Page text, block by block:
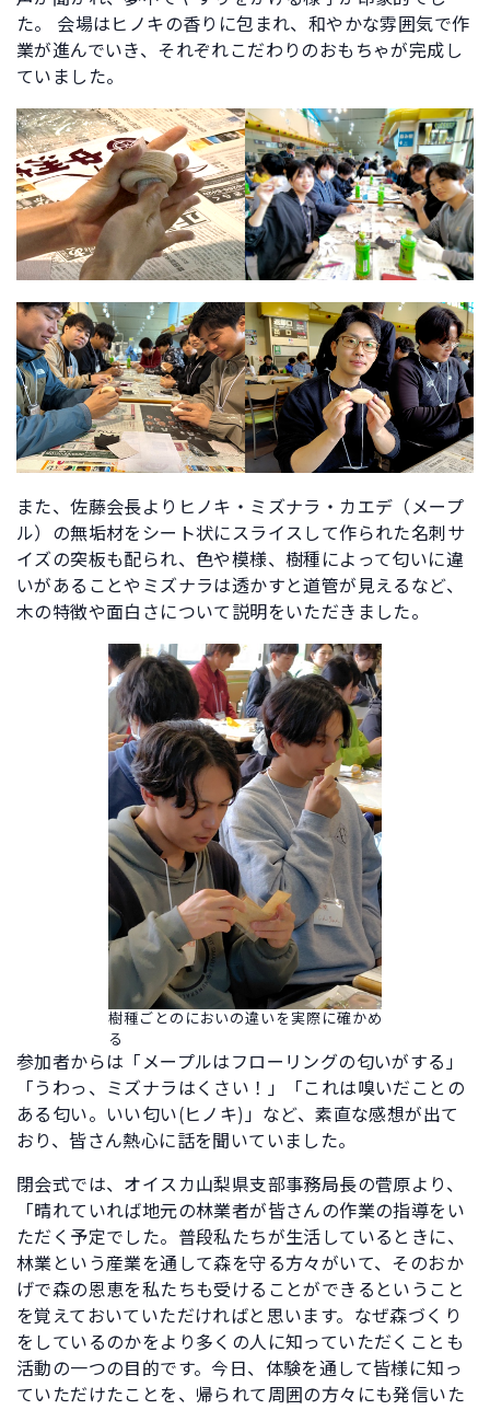
た。 会場はヒノキの香りに包まれ、和やかな雰囲気で作
業が進んでいき、それぞれこだわりのおもちゃが完成し
ていました。
また、佐藤会長よりヒノキ・ミズナラ・カエデ（メープ
ル）の無垢材をシート状にスライスして作られた名刺サ
イズの突板も配られ、色や模様、樹種によって匂いに違
いがあることやミズナラは透かすと道管が見えるなど、
木の特徴や面白さについて説明をいただきました。
樹種ごとのにおいの違いを実際に確かめ
る
参加者からは「メープルはフローリングの匂いがする」
「うわっ、ミズナラはくさい！」「これは嗅いだことの
ある匂い。いい匂い(ヒノキ)」など、素直な感想が出て
おり、皆さん熱心に話を聞いていました。
閉会式では、オイスカ山梨県支部事務局長の菅原より、
「晴れていれば地元の林業者が皆さんの作業の指導をい
ただく予定でした。普段私たちが生活しているときに、
林業という産業を通して森を守る方々がいて、そのおか
げで森の恩恵を私たちも受けることができるということ
を覚えておいていただければと思います。なぜ森づくり
をしているのかをより多くの人に知っていただくことも
活動の一つの目的です。今日、体験を通して皆様に知っ
ていただけたことを、帰られて周囲の方々にも発信いた